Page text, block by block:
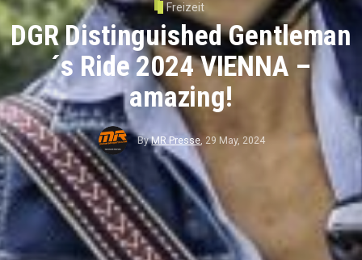
Freizeit
DGR Distinguished Gentleman
´s Ride 2024 VIENNA –
amazing!
ByMR Presse,29 May, 2024